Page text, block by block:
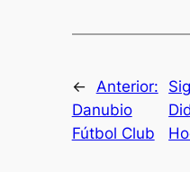
← Anterior:
Danubio
Fútbol Club